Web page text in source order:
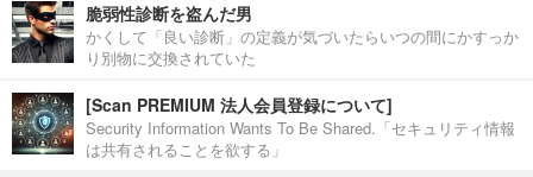
脆弱性診断を盗んだ男
かくして「良い診断」の定義が気づいたらいつの間にかすっか
り別物に交換されていた
[Scan PREMIUM 法人会員登録について]
Security Information Wants To Be Shared.「セキュリティ情報
は共有されることを欲する」